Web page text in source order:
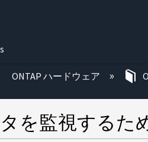
む
ONTAP ハードウェア
を監視するた